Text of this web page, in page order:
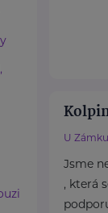
U
Jsme
, která